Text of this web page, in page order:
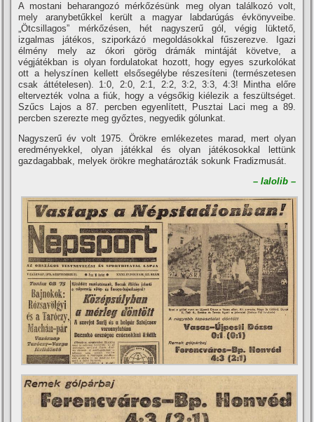
A mostani beharangozó mérkőzésünk meg olyan találkozó volt,
mely aranybetűkkel került a magyar labdarúgás évkönyveibe.
„Ötcsillagos” mérkőzésen, hét nagyszerű gól, végig lüktető,
izgalmas játékos, sziporkázó megoldásokkal fűszerezve. Igazi
élmény mely az ókori görög drámák mintáját követve, a
végjátékban is olyan fordulatokat hozott, hogy egyes szurkolókat
ott a helyszí­nen kellett elsősegélybe részesí­teni (természetesen
csak áttételesen). 1:0, 2:0, 2:1, 2:2, 3:2, 3:3, 4:3! Mintha előre
eltervezték volna a fiúk, hogy a végsőkig kiélezik a feszültséget.
Szűcs Lajos a 87. percben egyenlí­tett, Pusztai Laci meg a 89.
percben szerezte meg győztes, negyedik gólunkat.
Nagyszerű év volt 1975. Örökre emlékezetes marad, mert olyan
eredményekkel, olyan játékkal és olyan játékosokkal lettünk
gazdagabbak, melyek örökre meghatározták sokunk Fradizmusát.
– lalolib –